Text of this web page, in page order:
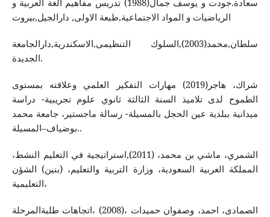
سعادة.جودت و يوسف جمال(1988) تدريس مفاهيم الغة العربية و
الرياضيات و المواد الاجتماعية,طبعة الاولى, دارالجيل,بيروت
سلطان,محمد(2003),السلوك التنظيمى,الاسكندرية,دارالجامعة
الجديدة.
شراك، هاجر(2019) مهارات التفكير العلمي وعلاقته بمستوى
الطموح لدى تلاميذ السنة الثالثة ثانوي علوم تجريبية- دراسة
ميدانية ببلدية عين الحجل بالمسيلة- رسالة ماجستير، جامعة محمد
بوضياف–المسيلة..
الشمري، ماشي بن محمد، (2011),استراتيجية في التعليم النشط،
المملكة العربية السعودية، وزارة التربية والتعليم، (بنين) الشؤن
التعليمية،
الصمادى، احمد، وصفوان حميدات ،(2008) ،اتجاهات طلبةالمرحلة